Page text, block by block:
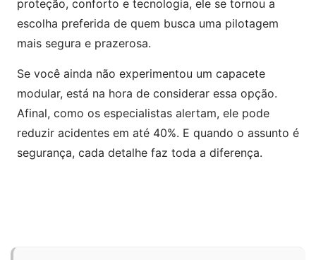
proteção, conforto e tecnologia, ele se tornou a
escolha preferida de quem busca uma pilotagem
mais segura e prazerosa.
Se você ainda não experimentou um capacete
modular, está na hora de considerar essa opção.
Afinal, como os especialistas alertam, ele pode
reduzir acidentes em até 40%. E quando o assunto é
segurança, cada detalhe faz toda a diferença.